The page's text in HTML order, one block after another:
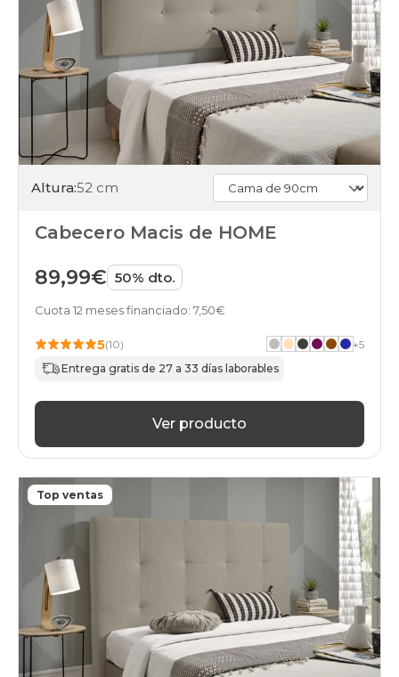
Altura:52 cm
Cabecero Macis de HOME
89,99€ 50% dto.
Cuota 12 meses financiado: 7,50€
5(10) +5
Entrega gratis de 27 a 33 días laborables
Ver producto
Top ventas